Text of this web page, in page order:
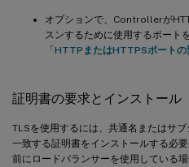
オプションで、Controllerが
スンするために使用するポート
「HTTPまたはHTTPSポートの
証明書の要求とインストール
TLSを使用するには、共通名またはサ
一致する証明書をインストールする必
前にロードバランサーを使用している